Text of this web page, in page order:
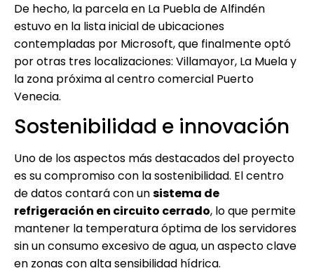
De hecho, la parcela en La Puebla de Alfindén
estuvo en la lista inicial de ubicaciones
contempladas por Microsoft, que finalmente optó
por otras tres localizaciones: Villamayor, La Muela y
la zona próxima al centro comercial Puerto
Venecia.
Sostenibilidad e innovación
Uno de los aspectos más destacados del proyecto
es su compromiso con la sostenibilidad. El centro
de datos contará con unsistema de
refrigeración en circuito cerrado, lo que permite
mantener la temperatura óptima de los servidores
sin un consumo excesivo de agua, un aspecto clave
en zonas con alta sensibilidad hídrica.